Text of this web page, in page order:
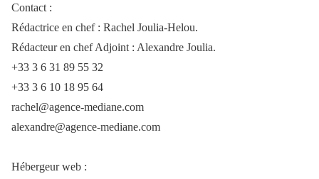
Contact :
Rédactrice en chef : Rachel Joulia-Helou.
Rédacteur en chef Adjoint : Alexandre Joulia.
+33 3 6 31 89 55 32
+33 3 6 10 18 95 64
rachel@agence-mediane.com
alexandre@agence-mediane.com
Hébergeur web :